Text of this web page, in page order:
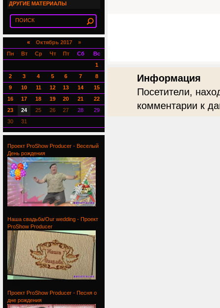
Информация
Посетители,
комментарии к
ДРУГИЕ МАТЕРИАЛЫ
«Октябрь 2017 »
Пн
Вт Ср Чт Пт Сб
Вс
1
2
3 4 5 6 7
8
9
10 11 12 13 14
15
16
17 18 19 20 21
22
23
24 25 26 27 28
29
30
31
Проект ProShow Producer - Веселый
День рождения
Наша свадьба/Our wedding - Проект
ProShow Producer
Проект ProShow Producer - Песня о
дне рождения